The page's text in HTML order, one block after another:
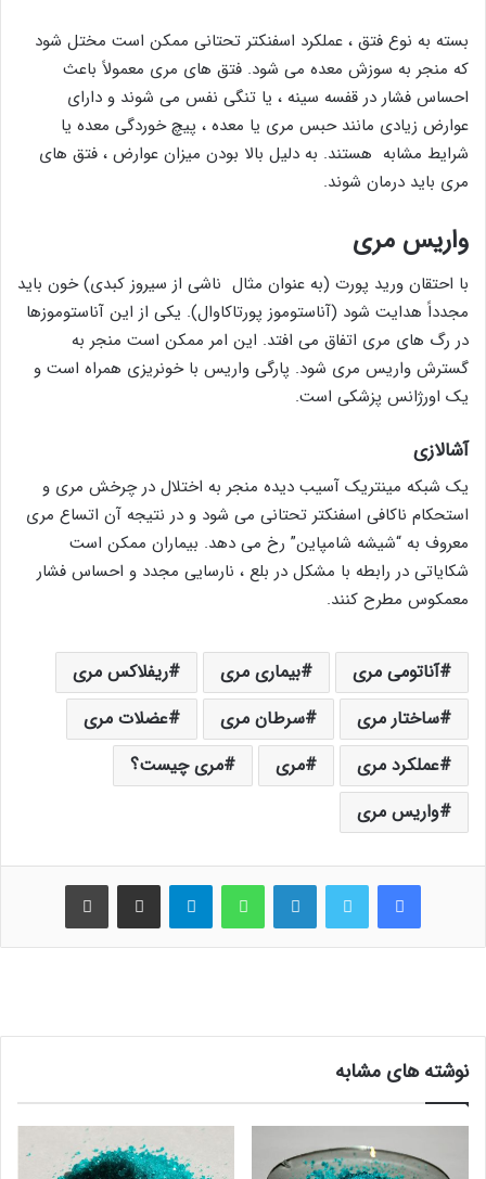
بسته به نوع فتق ، عملکرد اسفنکتر تحتانی ممکن است مختل شود
که منجر به سوزش معده می شود. فتق های مری معمولاً باعث
احساس فشار در قفسه سینه ، یا تنگی نفس می شوند و دارای
عوارض زیادی مانند حبس مری یا معده ، پیچ خوردگی معده یا
شرایط مشابه هستند. به دلیل بالا بودن میزان عوارض ، فتق های
مری باید درمان شوند.
واریس مری
با احتقان ورید پورت (به عنوان مثال ناشی از سیروز کبدی) خون باید
مجدداً هدایت شود (آناستوموز پورتاکاوال). یکی از این آناستوموزها
در رگ های مری اتفاق می افتد. این امر ممکن است منجر به
گسترش واریس مری شود. پارگی واریس با خونریزی همراه است و
یک اورژانس پزشکی است.
آشالازی
یک شبکه مینتریک آسیب دیده منجر به اختلال در چرخش مری و
استحکام ناکافی اسفنکتر تحتانی می شود و در نتیجه آن اتساع مری
معروف به “شیشه شامپاین” رخ می دهد. بیماران ممکن است
شکایاتی در رابطه با مشکل در بلع ، نارسایی مجدد و احساس فشار
معمکوس مطرح کنند.
آناتومی مری بیماری مری
ریفلاکس مری
ساختار مری
سرطان مری
عضلات مری
عملکرد مری
مری
مری چیست؟
واریس مری
فیس بوک لینکدین واتس آپ اشتراک گذاری از طریق ایمیل
نوشته های مشابه